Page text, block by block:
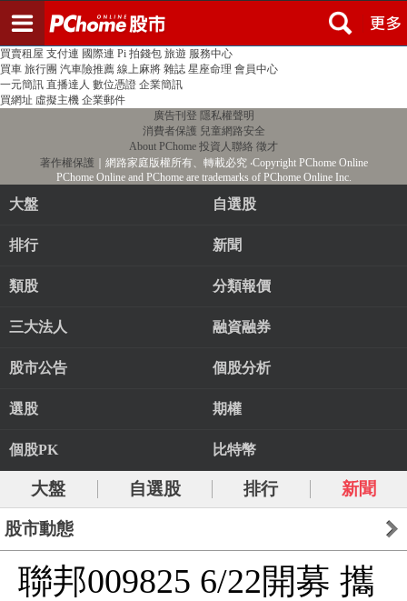
PChome首頁 線上購物 24h購物 書店
買賣租屋 支付連 國際連 Pi 拍錢包 旅遊 服務中心
買車 旅行團 汽車險推薦 線上麻將 雜誌 星座命理 會員中心
一元簡訊 直播達人 數位憑證 企業簡訊
買網址 虛擬主機 企業郵件
廣告刊登 隱私權聲明
消費者保護 兒童網路安全
About PChome 投資人聯絡 徵才
著作權保護 ｜網路家庭版權所有、轉載必究‧Copyright PChome Online
PChome Online and PChome are trademarks of PChome Online Inc.
大盤 自選股
排行 新聞
類股 分類報價
三大法人 融資融券
股市公告 個股分析
選股 期權
個股PK 比特幣
大盤 自選股 排行 新聞
股市動態
聯邦009825 6/22開募 攜